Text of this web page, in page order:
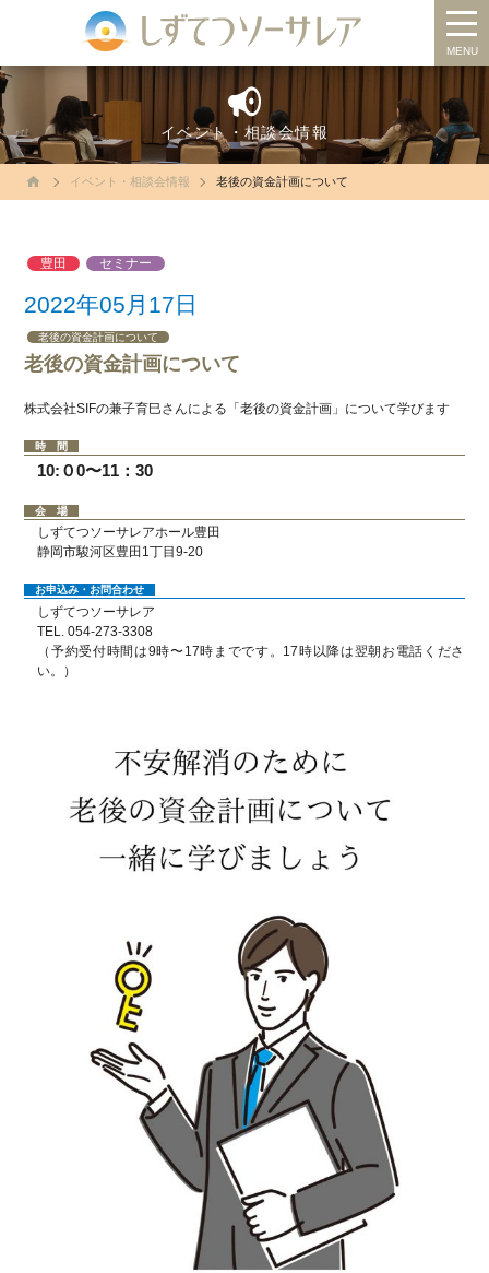
MENU
お知らせ
なんでも相談会
ソーサレアが選ばれる理由
スタッフ紹介
入会案内
プラン・費用
葬儀の流れ
採用情報
お問い合わせ
プライバシーポリシー
イベント・相談会情報
イベント・相談会情報 老後の資金計画について
豊田 セミナー
2022年05月17日
老後の資金計画について
老後の資金計画について
株式会社SIFの兼子育巳さんによる「老後の資金計画」について学びます
時 間
10:０0〜11：30
会 場
しずてつソーサレアホール豊田
静岡市駿河区豊田1丁目9-20
お申込み・お問合わせ
しずてつソーサレア
TEL. 054-273-3308
（予約受付時間は9時〜17時までです。17時以降は翌朝お電話くださ
い。）